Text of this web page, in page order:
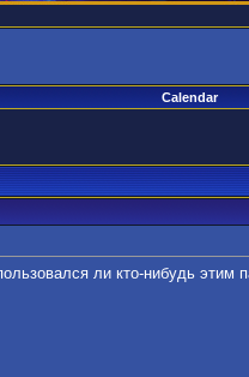
Calendar
ли кто-нибудь этим